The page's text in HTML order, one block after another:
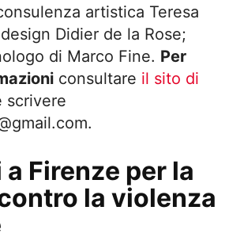
artistica Teresa
Didier de la Rose;
di Marco Fine. Per
consultare il sito di
scrivere
.
Firenze per la
la violenza